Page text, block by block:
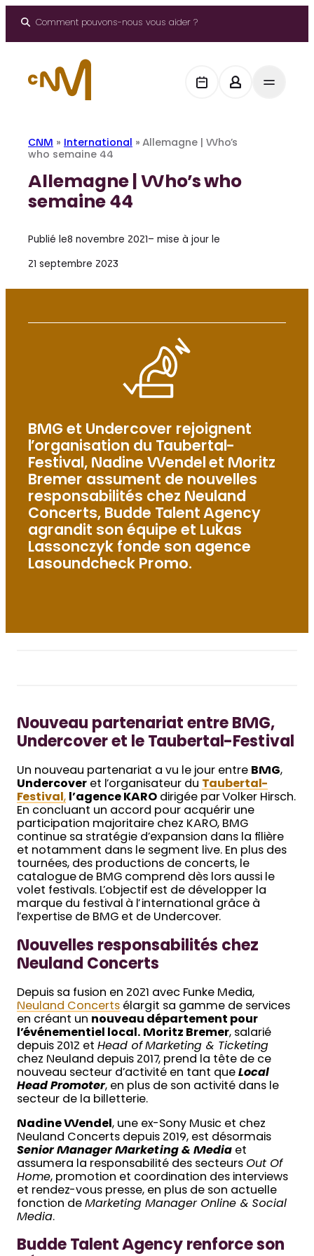
Comment pouvons-nous vous aider ?
CNM » International » Allemagne | Who’s
who semaine 44
Allemagne | Who’s who
semaine 44
Publié le8 novembre 2021 – mise à jour le
21 septembre 2023
BMG et Undercover rejoignent
l’organisation du Taubertal-
Festival, Nadine Wendel et Moritz
Bremer assument de nouvelles
responsabilités chez Neuland
Concerts, Budde Talent Agency
agrandit son équipe et Lukas
Lassonczyk fonde son agence
Lasoundcheck Promo.
Nouveau partenariat entre BMG,
Undercover et le Taubertal-Festival
Un nouveau partenariat a vu le jour entre BMG,
Undercover et l’organisateur du Taubertal-
Festival, l’agence KARO dirigée par Volker Hirsch.
En concluant un accord pour acquérir une
participation majoritaire chez KARO, BMG
continue sa stratégie d’expansion dans la filière
et notamment dans le segment live. En plus des
tournées, des productions de concerts, le
catalogue de BMG comprend dès lors aussi le
volet festivals. L’objectif est de développer la
marque du festival à l’international grâce à
l’expertise de BMG et de Undercover.
Nouvelles responsabilités chez
Neuland Concerts
Depuis sa fusion en 2021 avec Funke Media,
Neuland Concerts élargit sa gamme de services
en créant un nouveau département pour
l’événementiel local. Moritz Bremer, salarié
depuis 2012 et Head of Marketing & Ticketing
chez Neuland depuis 2017, prend la tête de ce
nouveau secteur d’activité en tant que Local
Head Promoter, en plus de son activité dans le
secteur de la billetterie.
Nadine Wendel , une ex-Sony Music et chez
Neuland Concerts depuis 2019, est désormais
Senior Manager Marketing & Media et
assumera la responsabilité des secteurs Out Of
Home, promotion et coordination des interviews
et rendez-vous presse, en plus de son actuelle
fonction de Marketing Manager Online & Social
Media.
Budde Talent Agency renforce son